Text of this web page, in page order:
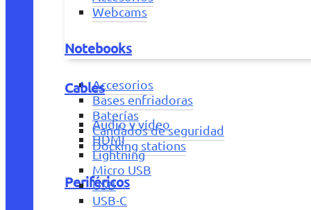
Webcams
Notebooks
Accesorios
Bases enfriadoras
Baterías
Candados de seguridad
Docking stations
Periféricos
Cables
Audio y vídeo
HDMI
Lightning
Micro USB
USB
USB-C